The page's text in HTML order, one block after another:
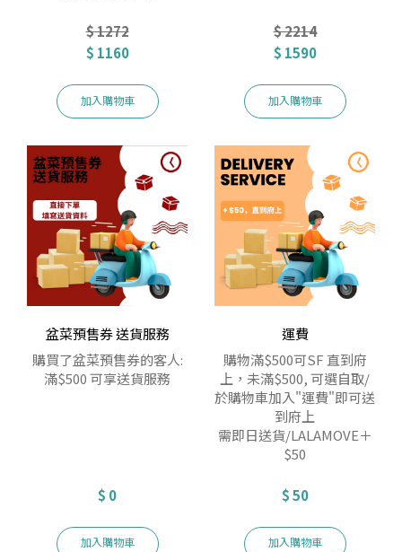
$ 1272
$ 1160
加入購物車
$ 2214
$ 1590
加入購物車
盆菜預售券 送貨服務
購買了盆菜預售券的客人:
滿$500 可享送貨服務
$ 0
加入購物車
運費
購物滿$500可SF 直到府
上，未滿$500, 可選自取/
於購物車加入"運費"即可送
到府上
需即日送貨/LALAMOVE＋
$50
$ 50
加入購物車